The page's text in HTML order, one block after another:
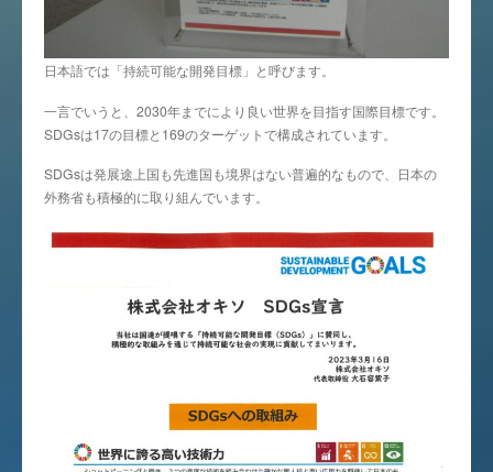
日本語では「持続可能な開発目標」と呼びます。
一言でいうと、2030年までにより良い世界を目指す国際目標です。
SDGsは17の目標と169のターゲットで構成されています。
SDGsは発展途上国も先進国も境界はない普遍的なもので、日本の
外務省も積極的に取り組んでいます。